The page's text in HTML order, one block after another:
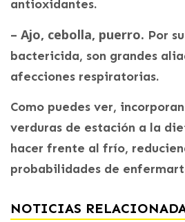
antioxidantes.
– Ajo, cebolla, puerro. Por
bactericida, son grandes
afecciones respiratorias.
Como puedes ver,
verduras de estación a la
hacer frente al frío,
probabilidades de
NOTICIAS